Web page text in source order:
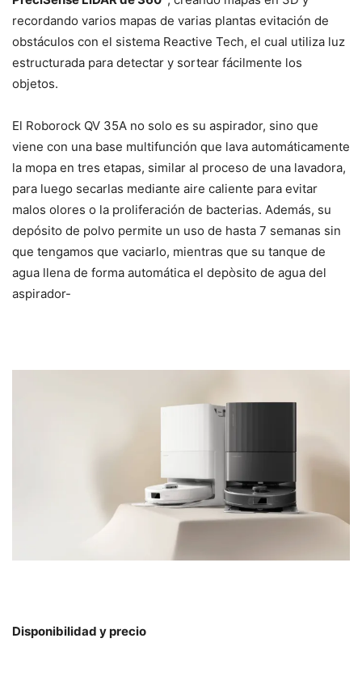
recordando varios mapas de varias plantas evitación de
obstáculos con el sistema Reactive Tech, el cual utiliza luz
estructurada para detectar y sortear fácilmente los
objetos.
El Roborock QV 35A no solo es su aspirador, sino que
viene con una base multifunción que lava automáticamente
la mopa en tres etapas, similar al proceso de una lavadora,
para luego secarlas mediante aire caliente para evitar
malos olores o la proliferación de bacterias. Además, su
depósito de polvo permite un uso de hasta 7 semanas sin
que tengamos que vaciarlo, mientras que su tanque de
agua llena de forma automática el depòsito de agua del
aspirador-
Disponibilidad y precio